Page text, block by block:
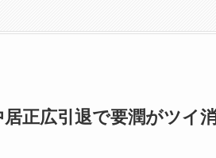
居正広引退で要潤がツイ